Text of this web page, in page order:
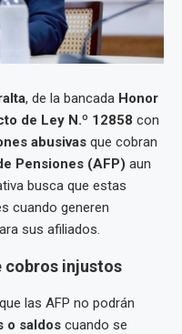
, de la bancada Honor
de Ley N.º 12858 con
abusivas que cobran
Pensiones (AFP) aun
busca que estas
cuando generen
sus afiliados.
cobros injustos
las AFP no podrán
o saldos cuando se